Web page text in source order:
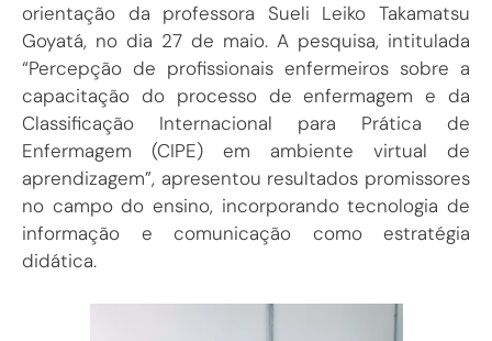
orientação da professora Sueli Leiko Takamatsu
Goyatá, no dia 27 de maio. A pesquisa, intitulada
“Percepção de profissionais enfermeiros sobre a
capacitação do processo de enfermagem e da
Classificação Internacional para Prática de
Enfermagem (CIPE) em ambiente virtual de
aprendizagem”, apresentou resultados promissores
no campo do ensino, incorporando tecnologia de
informação e comunicação como estratégia
didática.